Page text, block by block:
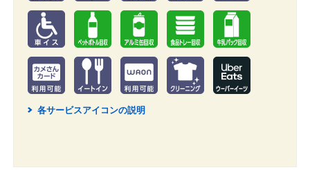
2 各サービスアイコンの説明